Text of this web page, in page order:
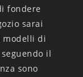
fondere
sarai
modelli di
il
sono